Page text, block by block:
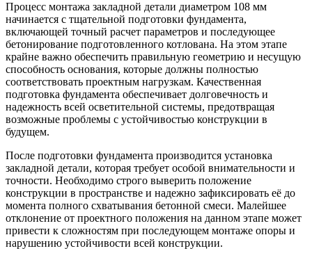
Процесс монтажа закладной детали диаметром 108 мм
начинается с тщательной подготовки фундамента,
включающей точный расчет параметров и последующее
бетонирование подготовленного котлована. На этом этапе
крайне важно обеспечить правильную геометрию и несущую
способность основания, которые должны полностью
соответствовать проектным нагрузкам. Качественная
подготовка фундамента обеспечивает долговечность и
надежность всей осветительной системы, предотвращая
возможные проблемы с устойчивостью конструкции в
будущем.
После подготовки фундамента производится установка
закладной детали, которая требует особой внимательности и
точности. Необходимо строго выверить положение
конструкции в пространстве и надежно зафиксировать её до
момента полного схватывания бетонной смеси. Малейшее
отклонение от проектного положения на данном этапе может
привести к сложностям при последующем монтаже опоры и
нарушению устойчивости всей конструкции.